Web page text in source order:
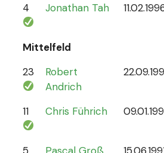
4 Jonathan Tah
Mittelfeld
23
Robert
Andrich
11 Chris Führich